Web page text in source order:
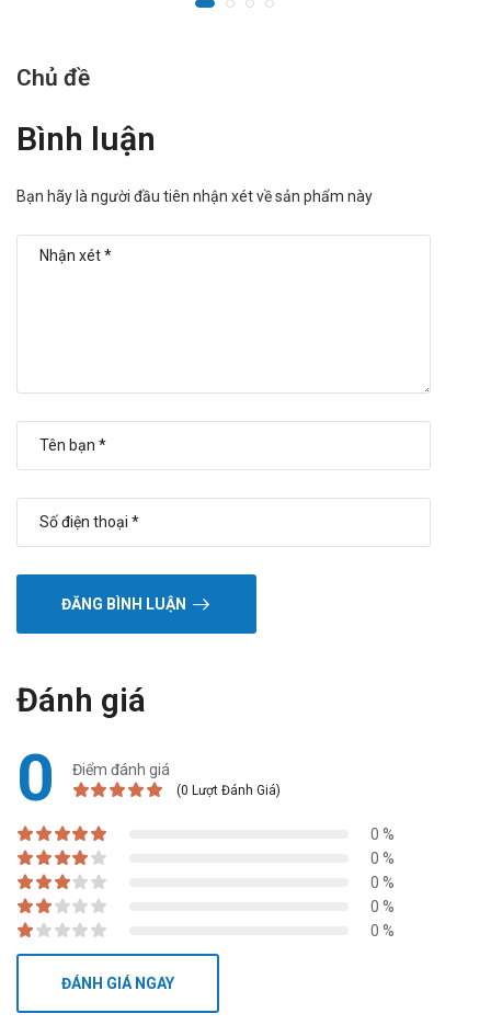
Chủ đề
Bình luận
Bạn hãy là người đầu tiên nhận xét về sản phẩm này
ĐĂNG BÌNH LUẬN
Đánh giá
0 Điểm đánh giá
(0 Lượt Đánh Giá)
0 %
0 %
0 %
0 %
0 %
ĐÁNH GIÁ NGAY